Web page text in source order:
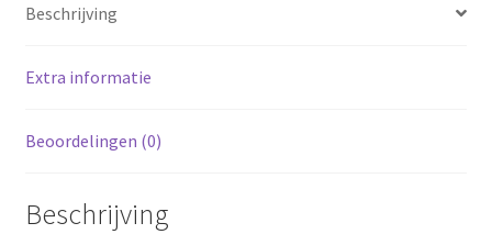
Beschrijving
Extra informatie
Beoordelingen (0)
Beschrijving